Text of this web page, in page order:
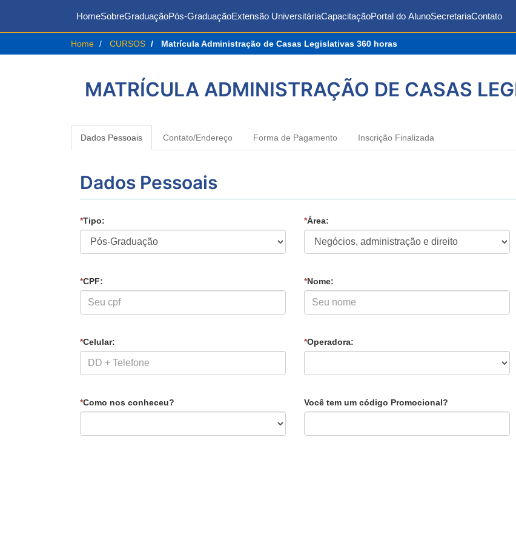
HomeSobreGraduaçãoPós-GraduaçãoExtensão UniversitáriaCapacitaçãoPortal do AlunoSecretariaContato
Home CURSOS Matrícula Administração de Casas Legislativas 360 horas
MATRÍCULA ADMINISTRAÇÃO DE CASAS
Dados Pessoais Contato/Endereço Forma de Pagamento Inscrição Finalizada
Dados Pessoais
*Tipo: *Área:
*CPF: *Nome:
*Celular: *Operadora:
*Como nos conheceu? Você tem um código Promocional?